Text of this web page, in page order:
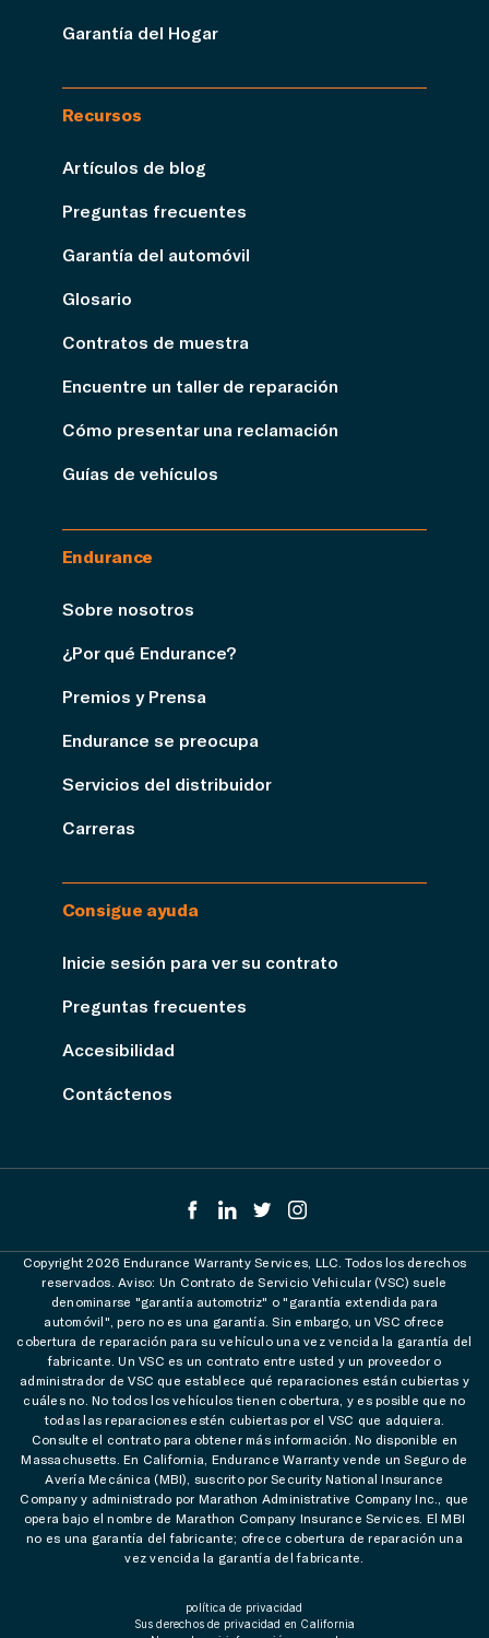
Garantía del Hogar
Recursos
Artículos de blog
Preguntas frecuentes
Garantía del automóvil
Glosario
Contratos de muestra
Encuentre un taller de reparación
Cómo presentar una reclamación
Guías de vehículos
Endurance
Sobre nosotros
¿Por qué Endurance?
Premios y Prensa
Endurance se preocupa
Servicios del distribuidor
Carreras
Consigue ayuda
Inicie sesión para ver su contrato
Preguntas frecuentes
Accesibilidad
Contáctenos
Copyright 2026 Endurance Warranty Services, LLC. Todos los derechos
reservados. Aviso: Un Contrato de Servicio Vehicular (VSC) suele
denominarse "garantía automotriz" o "garantía extendida para
automóvil", pero no es una garantía. Sin embargo, un VSC ofrece
cobertura de reparación para su vehículo una vez vencida la garantía del
fabricante. Un VSC es un contrato entre usted y un proveedor o
administrador de VSC que establece qué reparaciones están cubiertas y
cuáles no. No todos los vehículos tienen cobertura, y es posible que no
todas las reparaciones estén cubiertas por el VSC que adquiera.
Consulte el contrato para obtener más información. No disponible en
Massachusetts. En California, Endurance Warranty vende un Seguro de
Avería Mecánica (MBI), suscrito por Security National Insurance
Company y administrado por Marathon Administrative Company Inc., que
opera bajo el nombre de Marathon Company Insurance Services. El MBI
no es una garantía del fabricante; ofrece cobertura de reparación una
vez vencida la garantía del fabricante.
política de privacidad
Sus derechos de privacidad en California